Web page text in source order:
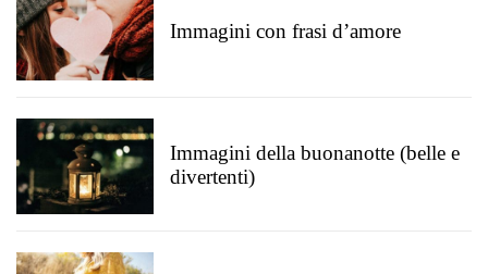
Immagini con frasi d’amore
Immagini della buonanotte (belle e
divertenti)